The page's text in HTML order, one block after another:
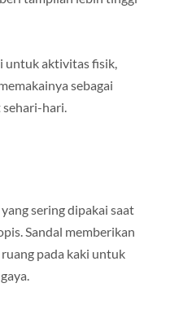
untuk aktivitas fisik,
sebagai
hari.
sering dipakai saat
Sandal memberikan
pada kaki untuk